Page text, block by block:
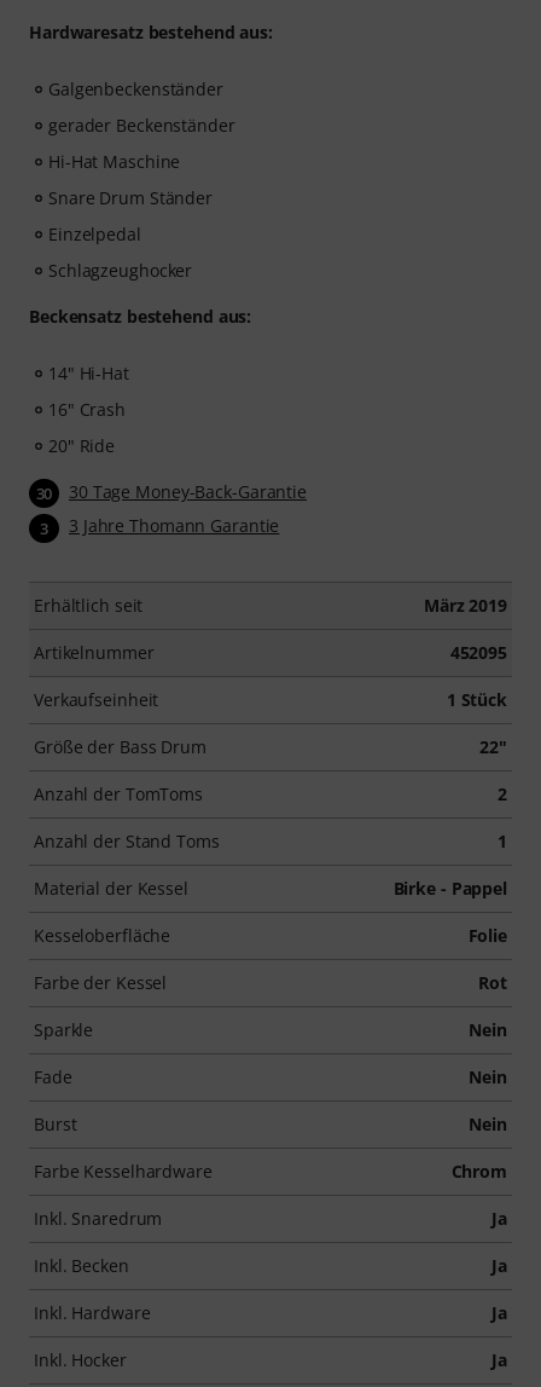
Hardwaresatz bestehend aus:
Galgenbeckenständer
gerader Beckenständer
Hi-Hat Maschine
Snare Drum Ständer
Einzelpedal
Schlagzeughocker
Beckensatz bestehend aus:
14" Hi-Hat
16" Crash
20" Ride
30 30 Tage Money-Back-Garantie
3 3 Jahre Thomann Garantie
Erhältlich seit März 2019
Artikelnummer 452095
Verkaufseinheit 1 Stück
Größe der Bass Drum 22"
Anzahl der TomToms 2
Anzahl der Stand Toms 1
Material der Kessel Birke - Pappel
Kesseloberfläche Folie
Farbe der Kessel Rot
Sparkle Nein
Fade Nein
Burst Nein
Farbe Kesselhardware Chrom
Inkl. Snaredrum Ja
Inkl. Becken Ja
Inkl. Hardware Ja
Inkl. Hocker Ja